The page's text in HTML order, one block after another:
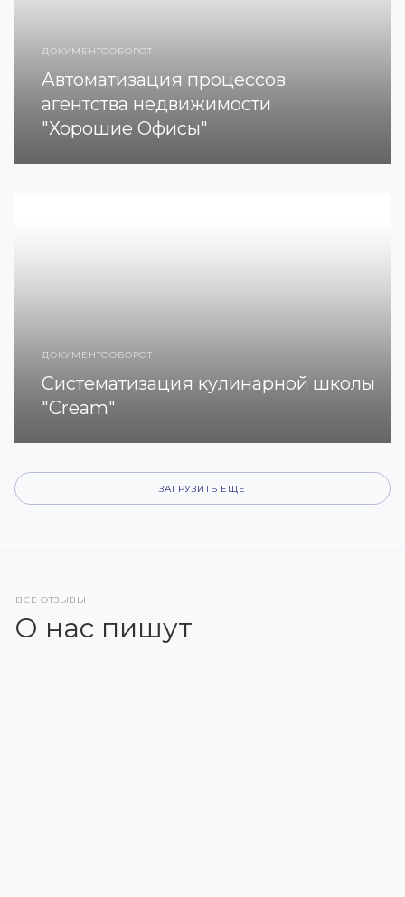
ДОКУМЕНТООБОРОТ
Автоматизация процессов
агентства недвижимости
"Хорошие Офисы"
ДОКУМЕНТООБОРОТ
Систематизация кулинарной школы
"Cream"
ЗАГРУЗИТЬ ЕЩЕ
ВСЕ ОТЗЫВЫ
О нас пишут